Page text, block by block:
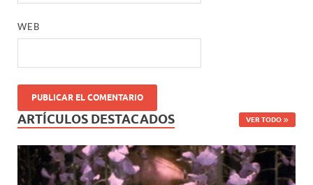
WEB
ARTÍCULOS DESTACADOS VER TODO